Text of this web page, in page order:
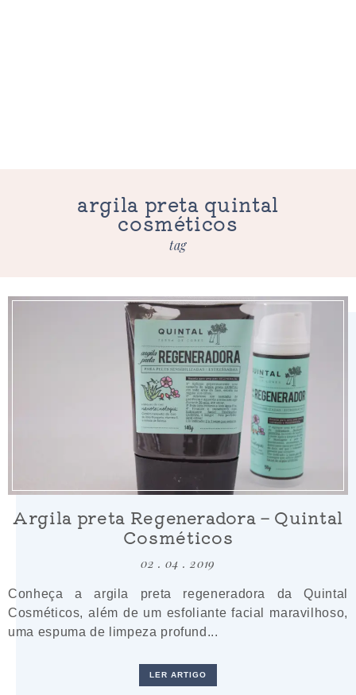
argila preta quintal
cosméticos
tag
Argila preta Regeneradora – Quintal
Cosméticos
02 . 04 . 2019
Conheça a argila preta regeneradora da Quintal
Cosméticos, além de um esfoliante facial maravilhoso,
uma espuma de limpeza profund...
LER ARTIGO